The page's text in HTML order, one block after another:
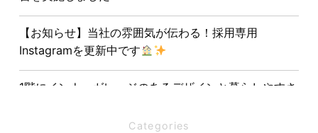
【お知らせ】当社の雰囲気が伝わる！採用専用
Instagramを更新中です
1階にインナーガレージのあるデザインと暮らしやすさ
Categories